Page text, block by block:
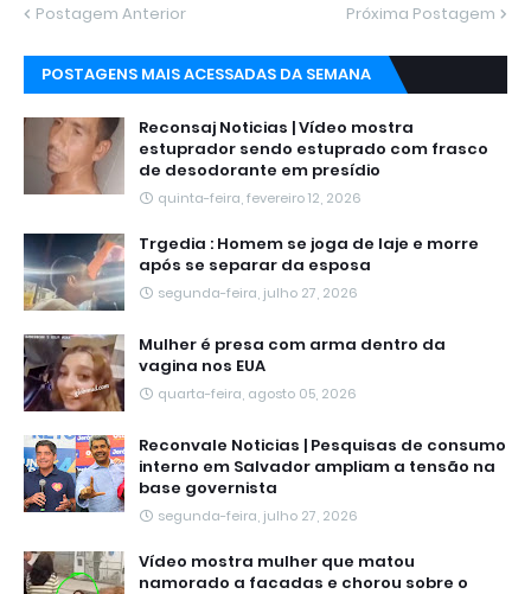
Postagem Anterior Próxima Postagem
POSTAGENS MAIS ACESSADAS DA SEMANA
Reconsaj Noticias | Vídeo mostra
estuprador sendo estuprado com frasco
de desodorante em presídio
quinta-feira, fevereiro 12, 2026
Trgedia : Homem se joga de laje e morre
após se separar da esposa
segunda-feira, julho 27, 2026
Mulher é presa com arma dentro da
vagina nos EUA
quarta-feira, agosto 05, 2026
Reconvale Noticias | Pesquisas de consumo
interno em Salvador ampliam a tensão na
base governista
segunda-feira, julho 27, 2026
Vídeo mostra mulher que matou
namorado a facadas e chorou sobre o